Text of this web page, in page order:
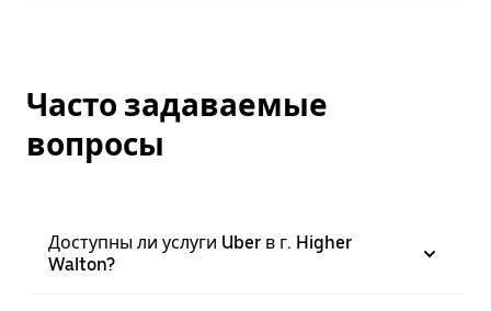
Часто задаваемые
вопросы
Доступны ли услуги Uber в г. Higher
Walton?